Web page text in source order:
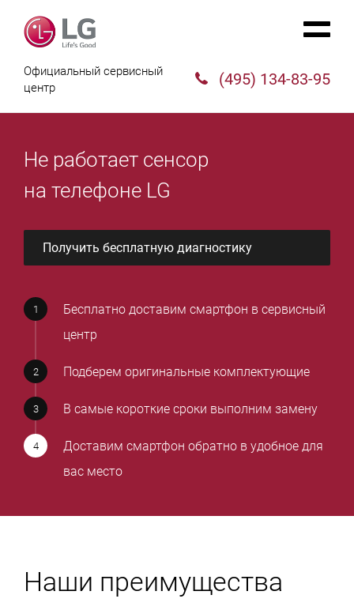
Официальный сервисный
центр
(495) 134-83-95
Не работает сенсор
на телефоне LG
Получить бесплатную диагностику
Бесплатно доставим смартфон в сервисный
центр
Подберем оригинальные комплектующие
В самые короткие сроки выполним замену
Доставим смартфон обратно в удобное для
вас место
Наши преимущества